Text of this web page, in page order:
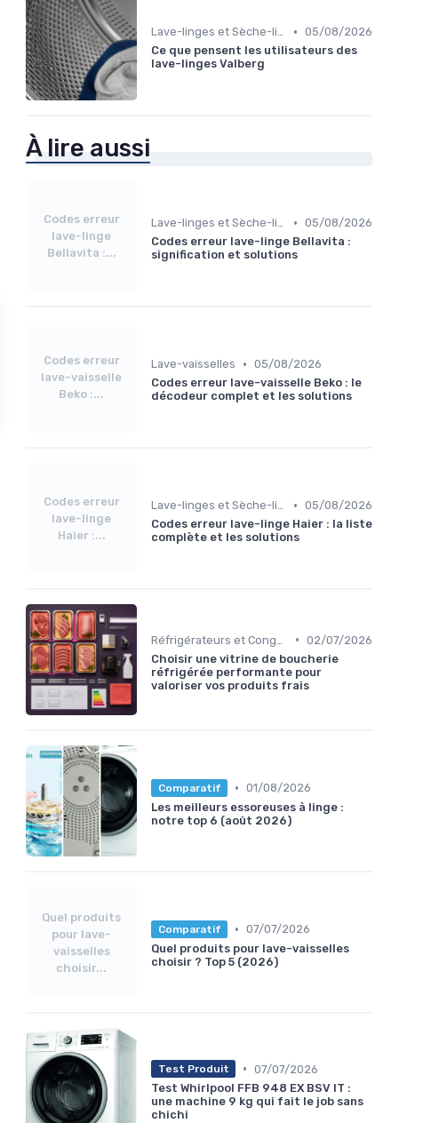
Lave-linges et Sèche-linges • 05/08/2026
Ce que pensent les utilisateurs des
lave-linges Valberg
À lire aussi
Codes erreur
lave-linge
Bellavita :...
Lave-linges et Sèche-linges • 05/08/2026
Codes erreur lave-linge Bellavita :
signification et solutions
Codes erreur
lave-vaisselle
Beko :...
Lave-vaisselles • 05/08/2026
Codes erreur lave-vaisselle Beko : le
décodeur complet et les solutions
Codes erreur
lave-linge
Haier :...
Lave-linges et Sèche-linges • 05/08/2026
Codes erreur lave-linge Haier : la liste
complète et les solutions
• 02/07/2026
Choisir une vitrine de boucherie
réfrigérée performante pour
valoriser vos produits frais
Comparatif • 01/08/2026
Les meilleurs essoreuses à linge :
notre top 6 (août 2026)
Quel produits
pour lave-
vaisselles
choisir...
Comparatif • 07/07/2026
Quel produits pour lave-vaisselles
choisir ? Top 5 (2026)
Test Produit • 07/07/2026
Test Whirlpool FFB 948 EX BSV IT :
une machine 9 kg qui fait le job sans
chichi